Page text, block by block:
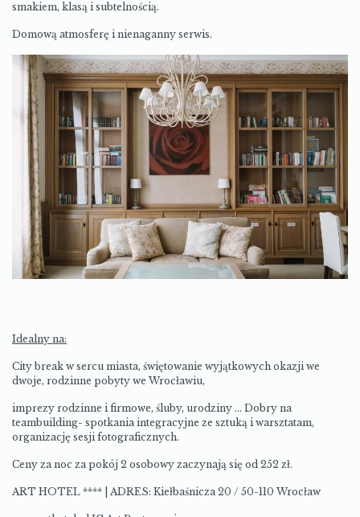
smakiem, klasą i subtelnością.
Domową atmosferę i nienaganny serwis.
Idealny na:
City break w sercu miasta, świętowanie wyjątkowych okazji we
dwoje, rodzinne pobyty we Wrocławiu,
imprezy rodzinne i firmowe, śluby, urodziny … Dobry na
teambuilding- spotkania integracyjne ze sztuką i warsztatam,
organizację sesji fotograficznych.
Ceny za noc za pokój 2 osobowy zaczynają się od 252 zł.
ART HOTEL **** | ADRES: Kiełbaśnicza 20 / 50-110 Wrocław